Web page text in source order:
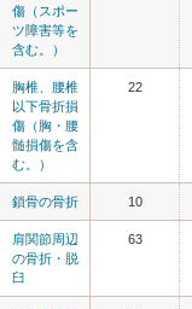
傷（スポー
ツ障害等を
含む。）
胸椎、腰椎
以下骨折損
傷（胸・腰
髄損傷を含
む。）
22
鎖骨の骨折 10
肩関節周辺
の骨折・脱
臼
63